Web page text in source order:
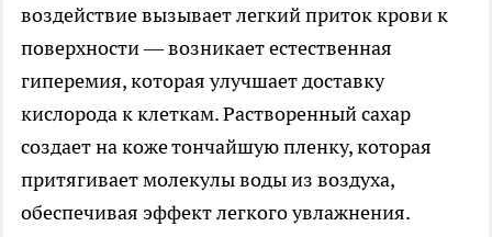
воздействие вызывает легкий приток крови к
поверхности — возникает естественная
гиперемия, которая улучшает доставку
кислорода к клеткам. Растворенный сахар
создает на коже тончайшую пленку, которая
притягивает молекулы воды из воздуха,
обеспечивая эффект легкого увлажнения.